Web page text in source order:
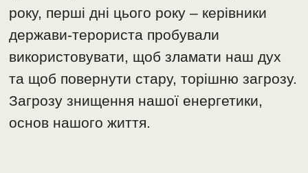
року, перші дні цього року – керівники
держави-терориста пробували
використовувати, щоб зламати наш дух
та щоб повернути стару, торішню загрозу.
Загрозу знищення нашої енергетики,
основ нашого життя.